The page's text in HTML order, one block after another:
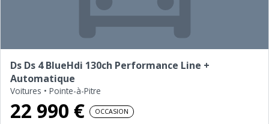
Ds Ds 4 BlueHdi 130ch Performance Line +
Automatique
Voitures • Pointe-à-Pitre
22 990 € OCCASION